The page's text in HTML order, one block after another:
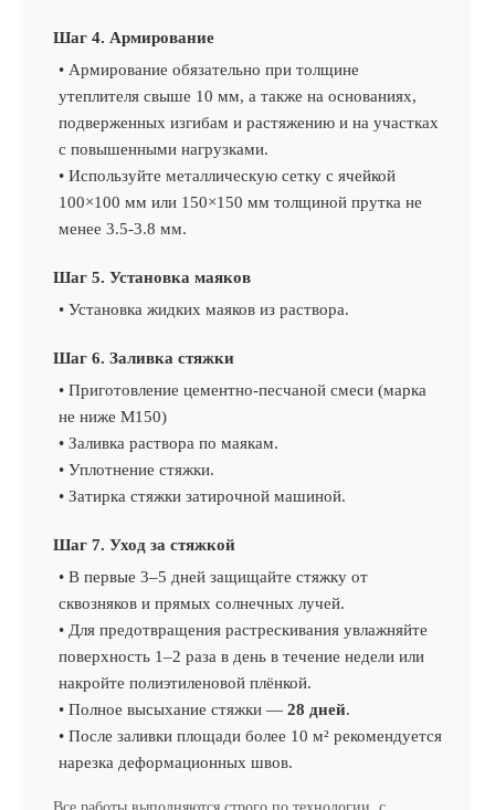
Шаг 4. Армирование
• Армирование обязательно при толщине
утеплителя свыше 10 мм, а также на основаниях,
подверженных изгибам и растяжению и на участках
с повышенными нагрузками.
• Используйте металлическую сетку с ячейкой
100×100 мм или 150×150 мм толщиной прутка не
менее 3.5-3.8 мм.
Шаг 5. Установка маяков
• Установка жидких маяков из раствора.
Шаг 6. Заливка стяжки
• Приготовление цементно-песчаной смеси (марка
не ниже М150)
• Заливка раствора по маякам.
• Уплотнение стяжки.
• Затирка стяжки затирочной машиной.
Шаг 7. Уход за стяжкой
• В первые 3–5 дней защищайте стяжку от
сквозняков и прямых солнечных лучей.
• Для предотвращения растрескивания увлажняйте
поверхность 1–2 раза в день в течение недели или
накройте полиэтиленовой плёнкой.
• Полное высыхание стяжки — 28 дней.
• После заливки площади более 10 м² рекомендуется
нарезка деформационных швов.